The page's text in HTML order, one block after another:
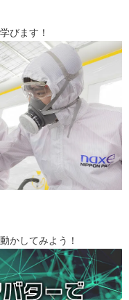
びます！
かしてみよう！